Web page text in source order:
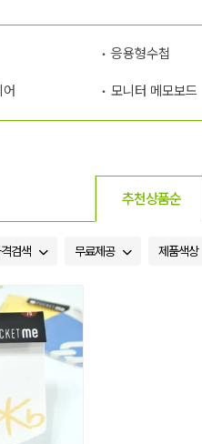
응용형수첩
모니터 메모보드
추천상품순
검색 무료제공 제품색상